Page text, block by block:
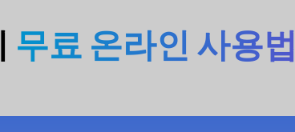
무료 온라인 사용법